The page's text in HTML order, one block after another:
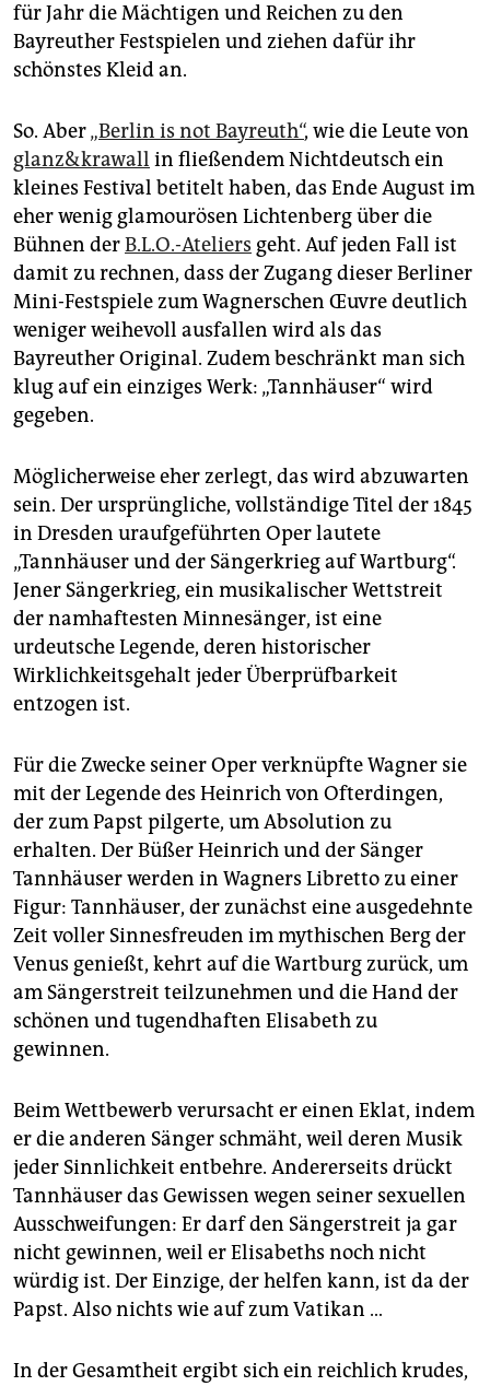
für Jahr die Mächtigen und Reichen zu den
Bayreuther Festspielen und ziehen dafür ihr
schönstes Kleid an.
So. Aber„Berlin is not Bayreuth“, wie die Leute von
glanz&krawall in fließendem Nichtdeutsch ein
kleines Festival betitelt haben, das Ende August im
eher wenig glamourösen Lichtenberg über die
Bühnen derB.L.O.-Ateliers geht. Auf jeden Fall ist
damit zu rechnen, dass der Zugang dieser Berliner
Mini-Festspiele zum Wagnerschen Œuvre deutlich
weniger weihevoll ausfallen wird als das
Bayreuther Original. Zudem beschränkt man sich
klug auf ein einziges Werk: „Tannhäuser“ wird
gegeben.
Möglicherweise eher zerlegt, das wird abzuwarten
sein. Der ursprüngliche, vollständige Titel der 1845
in Dresden uraufgeführten Oper lautete
„Tannhäuser und der Sängerkrieg auf Wartburg“.
Jener Sängerkrieg, ein musikalischer Wettstreit
der namhaftesten Minnesänger, ist eine
urdeutsche Legende, deren historischer
Wirklichkeitsgehalt jeder Überprüfbarkeit
entzogen ist.
Für die Zwecke seiner Oper verknüpfte Wagner sie
mit der Legende des Heinrich von Ofterdingen,
der zum Papst pilgerte, um Absolution zu
erhalten. Der Büßer Heinrich und der Sänger
Tannhäuser werden in Wagners Libretto zu einer
Figur: Tannhäuser, der zunächst eine ausgedehnte
Zeit voller Sinnesfreuden im mythischen Berg der
Venus genießt, kehrt auf die Wartburg zurück, um
am Sängerstreit teilzunehmen und die Hand der
schönen und tugendhaften Elisabeth zu
gewinnen.
Beim Wettbewerb verursacht er einen Eklat, indem
er die anderen Sänger schmäht, weil deren Musik
jeder Sinnlichkeit entbehre. Andererseits drückt
Tannhäuser das Gewissen wegen seiner sexuellen
Ausschweifungen: Er darf den Sängerstreit ja gar
nicht gewinnen, weil er Elisabeths noch nicht
würdig ist. Der Einzige, der helfen kann, ist da der
Papst. Also nichts wie auf zum Vatikan …
In der Gesamtheit ergibt sich ein reichlich krudes,